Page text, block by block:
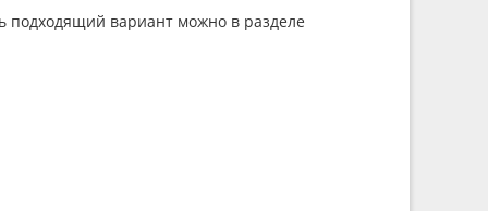
подходящий вариант можно в разделе